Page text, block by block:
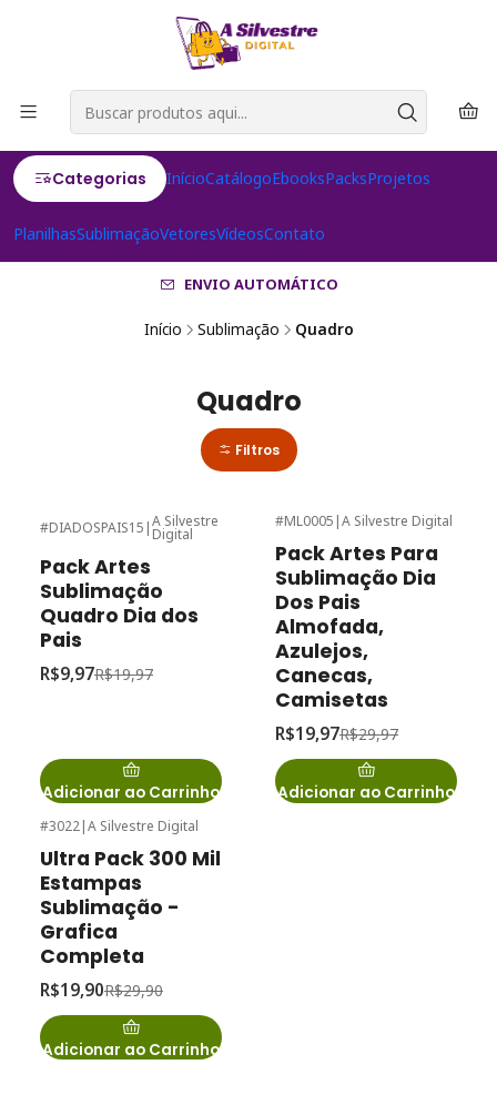
Categorias InícioCatálogoEbooksPacksProjetos
PlanilhasSublimaçãoVetoresVídeosContato
ENVIO AUTOMÁTICO
Início Sublimação Quadro
Quadro
Filtros
-50%de desconto
#DIADOSPAIS15 |A Silvestre
Digital
Pack Artes
Sublimação
Quadro Dia dos
Pais
R$9,97R$19,97
Adicionar ao Carrinho
#ML0005 |A Silvestre Digital
Pack Artes Para
Sublimação Dia
Dos Pais
Almofada,
Azulejos,
Canecas,
Camisetas
R$19,97R$29,97
Adicionar ao Carrinho
#3022|A Silvestre Digital
Ultra Pack 300 Mil
Estampas
Sublimação -
Grafica
Completa
R$19,90R$29,90
Adicionar ao Carrinho